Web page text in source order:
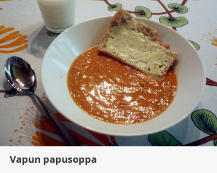
Vapun papusoppa